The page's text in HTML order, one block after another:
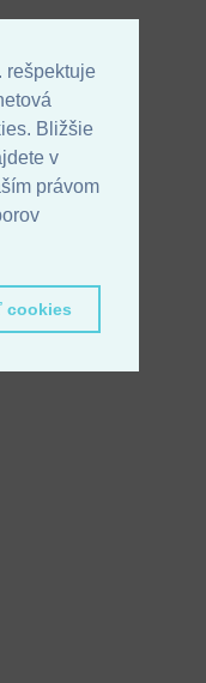
rešpektuje
Bližšie
v
právom
cookies